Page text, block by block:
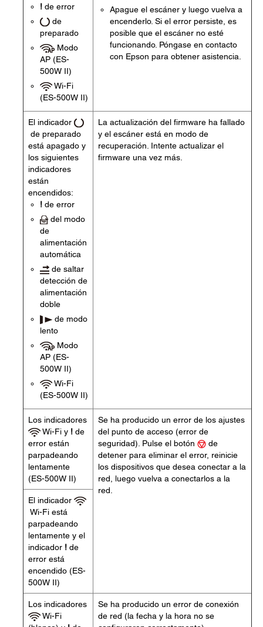
! de error
de
preparado
Modo
AP (ES-
500W II)
Wi-Fi
(ES-500W II)
Apague el escáner y luego vuelva a
encenderlo. Si el error persiste, es
posible que el escáner no esté
funcionando. Póngase en contacto
con Epson para obtener asistencia.
El indicador
de preparado
está apagado y
los siguientes
indicadores
están
encendidos:
! de error
del modo
de
alimentación
automática
de saltar
detección de
alimentación
doble
de modo
lento
Modo
AP (ES-
500W II)
Wi-Fi
(ES-500W II)
La actualización del firmware ha fallado
y el escáner está en modo de
recuperación. Intente actualizar el
firmware una vez más.
Los indicadores
Wi-Fi y ! de
error están
parpadeando
lentamente
(ES-500W II)
Se ha producido un error de los ajustes
del punto de acceso (error de
seguridad). Pulse el botón
de
detener para eliminar el error, reinicie
los dispositivos que desea conectar a la
red, luego vuelva a conectarlos a la
red.
El indicador
Wi-Fi está
parpadeando
lentamente y el
indicador ! de
error está
encendido (ES-
500W II)
Los indicadores
Wi-Fi
Se ha producido un error de conexión
de red (la fecha y la hora no se